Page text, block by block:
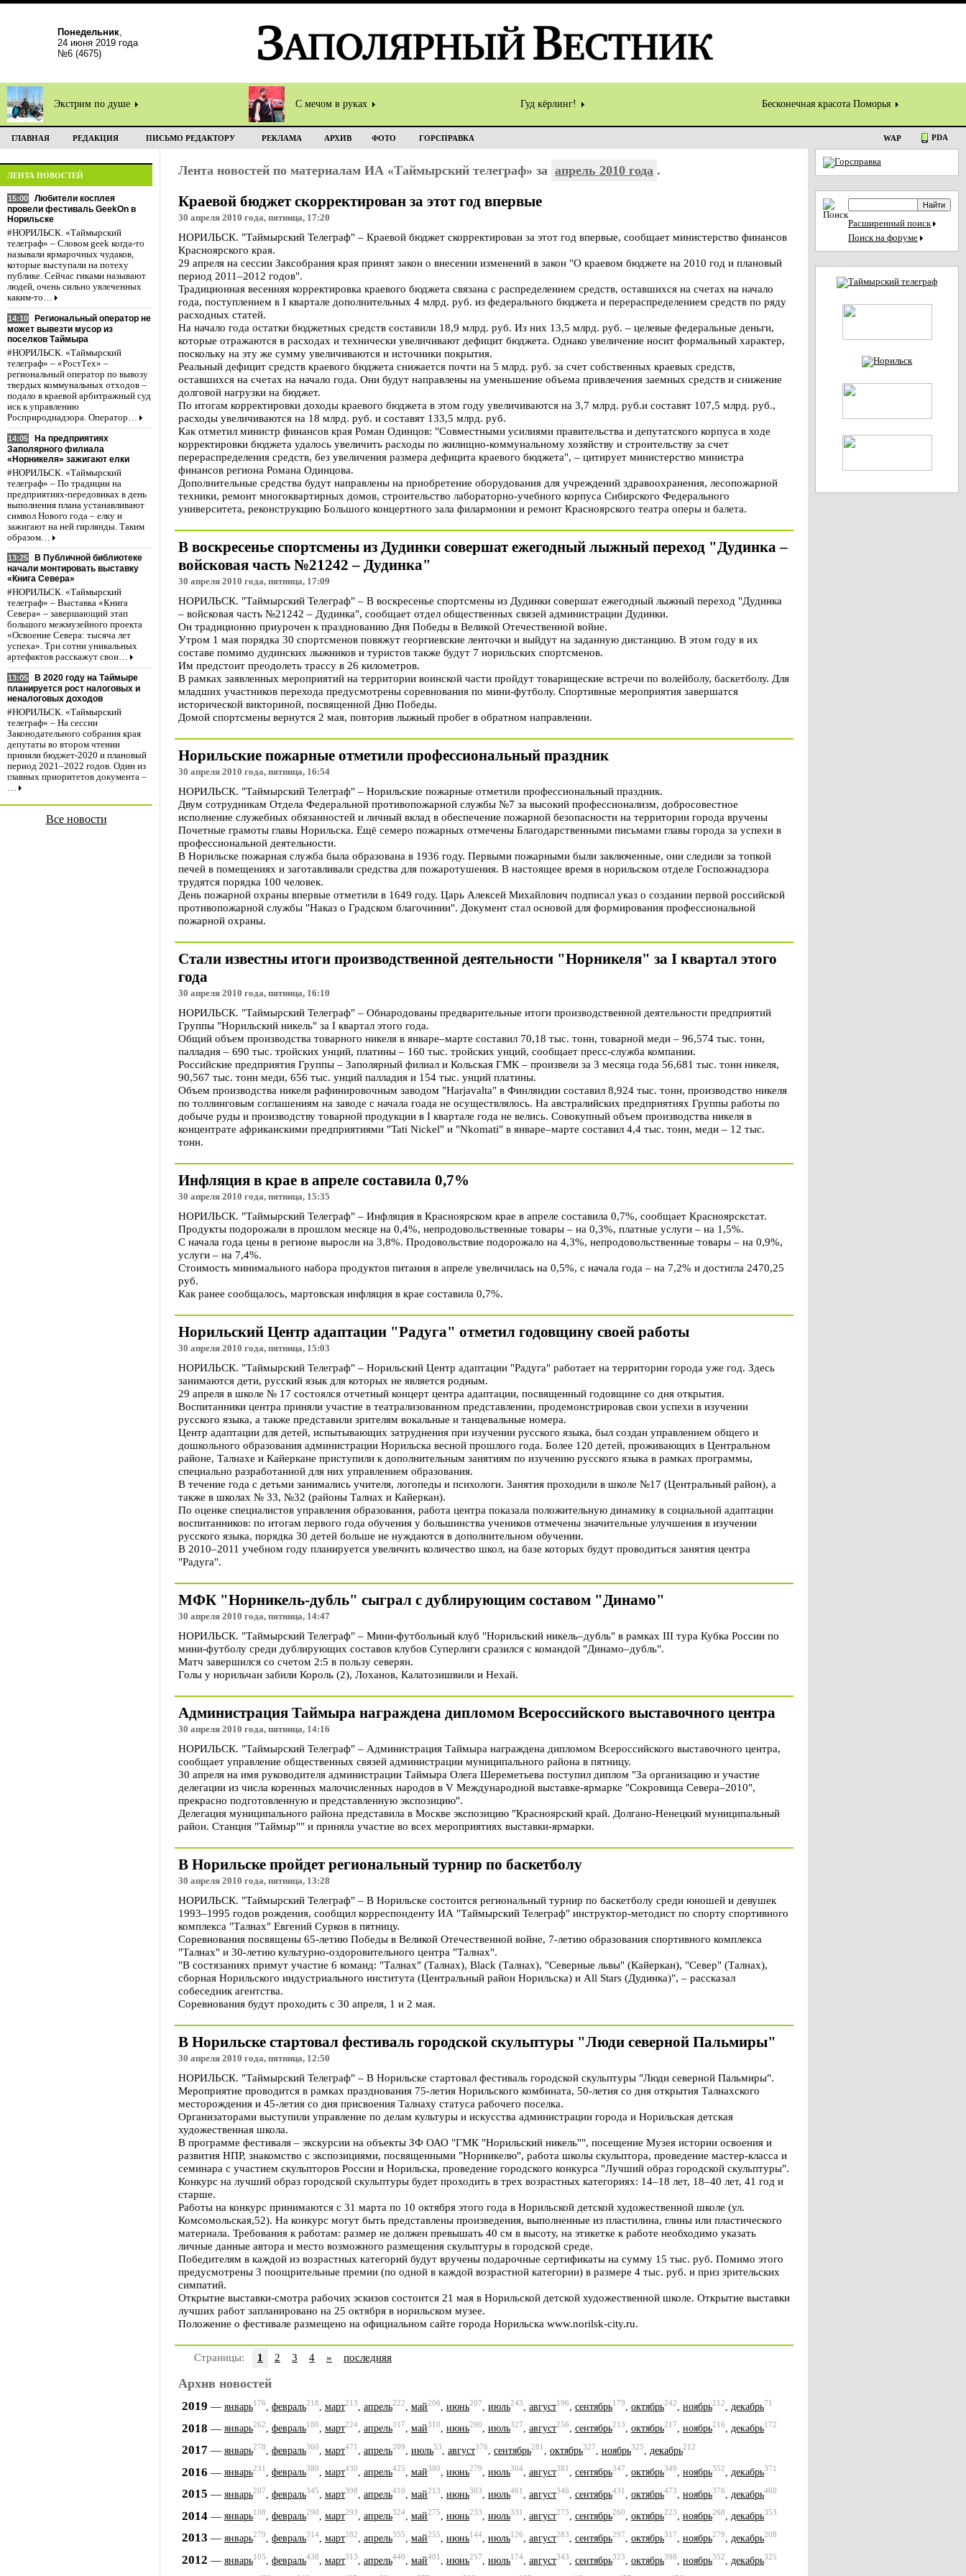
Понедельник,
24 июня 2019 года
№6 (4675)
Экстрим по душе С мечом в руках Гуд кёрлинг! Бесконечная красота Поморья
ГЛАВНАЯ РЕДАКЦИЯ ПИСЬМО РЕДАКТОРУ РЕКЛАМА АРХИВ ФОТО ГОРСПРАВКА WAP PDA
ЛЕНТА НОВОСТЕЙ
15:00
Любители косплея
провели фестиваль GeekOn в
Норильске
#НОРИЛЬСК. «Таймырский
телеграф» – Словом geek когда-то
называли ярмарочных чудаков,
которые выступали на потеху
публике. Сейчас гиками называют
людей, очень сильно увлеченных
каким-то…
14:10
Региональный оператор не
может вывезти мусор из
поселков Таймыра
#НОРИЛЬСК. «Таймырский
телеграф» – «РостТех» –
региональный оператор по вывозу
твердых коммунальных отходов –
подало в краевой арбитражный суд
иск к управлению
Росприроднадзора. Оператор…
14:05
На предприятиях
Заполярного филиала
«Норникеля» зажигают елки
#НОРИЛЬСК. «Таймырский
телеграф» – По традиции на
предприятиях-передовиках в день
выполнения плана устанавливают
символ Нового года – елку и
зажигают на ней гирлянды. Таким
образом…
13:25
В Публичной библиотеке
начали монтировать выставку
«Книга Севера»
#НОРИЛЬСК. «Таймырский
телеграф» – Выставка «Книга
Севера» – завершающий этап
большого межмузейного проекта
«Освоение Севера: тысяча лет
успеха». Три сотни уникальных
артефактов расскажут свои…
13:05
В 2020 году на Таймыре
планируется рост налоговых и
неналоговых доходов
#НОРИЛЬСК. «Таймырский
телеграф» – На сессии
Законодательного собрания края
депутаты во втором чтении
приняли бюджет-2020 и плановый
период 2021–2022 годов. Один из
главных приоритетов документа –
…
Все новости
Лента новостей по материалам ИА «Таймырский телеграф» за апрель 2010 года .
Краевой бюджет скорректирован за этот год впервые
30 апреля 2010 года, пятница, 17:20
НОРИЛЬСК. "Таймырский Телеграф" – Краевой бюджет скорректирован за этот год впервые, сообщает министерство финансов
Красноярского края.
29 апреля на сессии Заксобрания края принят закон о внесении изменений в закон "О краевом бюджете на 2010 год и плановый
период 2011–2012 годов".
Традиционная весенняя корректировка краевого бюджета связана с распределением средств, оставшихся на счетах на начало
года, поступлением в I квартале дополнительных 4 млрд. руб. из федерального бюджета и перераспределением средств по ряду
расходных статей.
На начало года остатки бюджетных средств составили 18,9 млрд. руб. Из них 13,5 млрд. руб. – целевые федеральные деньги,
которые отражаются в расходах и технически увеличивают дефицит бюджета. Однако увеличение носит формальный характер,
поскольку на эту же сумму увеличиваются и источники покрытия.
Реальный дефицит средств краевого бюджета снижается почти на 5 млрд. руб. за счет собственных краевых средств,
оставшихся на счетах на начало года. Они будут направлены на уменьшение объема привлечения заемных средств и снижение
долговой нагрузки на бюджет.
По итогам корректировки доходы краевого бюджета в этом году увеличиваются на 3,7 млрд. руб.и составят 107,5 млрд. руб.,
расходы увеличиваются на 18 млрд. руб. и составят 133,5 млрд. руб.
Как отметил министр финансов края Роман Одинцов: "Совместными усилиями правительства и депутатского корпуса в ходе
корректировки бюджета удалось увеличить расходы по жилищно-коммунальному хозяйству и строительству за счет
перераспределения средств, без увеличения размера дефицита краевого бюджета", – цитирует министерство министра
финансов региона Романа Одинцова.
Дополнительные средства будут направлены на приобретение оборудования для учреждений здравоохранения, лесопожарной
техники, ремонт многоквартирных домов, строительство лабораторно-учебного корпуса Сибирского Федерального
университета, реконструкцию Большого концертного зала филармонии и ремонт Красноярского театра оперы и балета.
В воскресенье спортсмены из Дудинки совершат ежегодный лыжный переход "Дудинка –
войсковая часть №21242 – Дудинка"
30 апреля 2010 года, пятница, 17:09
НОРИЛЬСК. "Таймырский Телеграф" – В воскресенье спортсмены из Дудинки совершат ежегодный лыжный переход "Дудинка
– войсковая часть №21242 – Дудинка", сообщает отдел общественных связей администрации Дудинки.
Он традиционно приурочен к празднованию Дня Победы в Великой Отечественной войне.
Утром 1 мая порядка 30 спортсменов повяжут георгиевские ленточки и выйдут на заданную дистанцию. В этом году в их
составе помимо дудинских лыжников и туристов также будут 7 норильских спортсменов.
Им предстоит преодолеть трассу в 26 километров.
В рамках заявленных мероприятий на территории воинской части пройдут товарищеские встречи по волейболу, баскетболу. Для
младших участников перехода предусмотрены соревнования по мини-футболу. Спортивные мероприятия завершатся
исторической викториной, посвященной Дню Победы.
Домой спортсмены вернутся 2 мая, повторив лыжный пробег в обратном направлении.
Норильские пожарные отметили профессиональный праздник
30 апреля 2010 года, пятница, 16:54
НОРИЛЬСК. "Таймырский Телеграф" – Норильские пожарные отметили профессиональный праздник.
Двум сотрудникам Отдела Федеральной противопожарной службы №7 за высокий профессионализм, добросовестное
исполнение служебных обязанностей и личный вклад в обеспечение пожарной безопасности на территории города вручены
Почетные грамоты главы Норильска. Ещё семеро пожарных отмечены Благодарственными письмами главы города за успехи в
профессиональной деятельности.
В Норильске пожарная служба была образована в 1936 году. Первыми пожарными были заключенные, они следили за топкой
печей в помещениях и заготавливали средства для пожаротушения. В настоящее время в норильском отделе Госпожнадзора
трудятся порядка 100 человек.
День пожарной охраны впервые отметили в 1649 году. Царь Алексей Михайлович подписал указ о создании первой российской
противопожарной службы "Наказ о Градском благочинии". Документ стал основой для формирования профессиональной
пожарной охраны.
Стали известны итоги производственной деятельности "Норникеля" за I квартал этого
года
30 апреля 2010 года, пятница, 16:10
НОРИЛЬСК. "Таймырский Телеграф" – Обнародованы предварительные итоги производственной деятельности предприятий
Группы "Норильский никель" за I квартал этого года.
Общий объем производства товарного никеля в январе–марте составил 70,18 тыс. тонн, товарной меди – 96,574 тыс. тонн,
палладия – 690 тыс. тройских унций, платины – 160 тыс. тройских унций, сообщает пресс-служба компании.
Российские предприятия Группы – Заполярный филиал и Кольская ГМК – произвели за 3 месяца года 56,681 тыс. тонн никеля,
90,567 тыс. тонн меди, 656 тыс. унций палладия и 154 тыс. унций платины.
Объем производства никеля рафинировочным заводом "Harjavalta" в Финляндии составил 8,924 тыс. тонн, производство никеля
по толлинговым соглашениям на заводе с начала гоада не осуществлялось. На австралийских предприятиях Группы работы по
добыче руды и производству товарной продукции в I квартале года не велись. Совокупный объем производства никеля в
концентрате африканскими предприятиями "Tati Nickel" и "Nkomati" в январе–марте составил 4,4 тыс. тонн, меди – 12 тыс.
тонн.
Инфляция в крае в апреле составила 0,7%
30 апреля 2010 года, пятница, 15:35
НОРИЛЬСК. "Таймырский Телеграф" – Инфляция в Красноярском крае в апреле составила 0,7%, сообщает Красноярскстат.
Продукты подорожали в прошлом месяце на 0,4%, непродовольственные товары – на 0,3%, платные услуги – на 1,5%.
С начала года цены в регионе выросли на 3,8%. Продовольствие подорожало на 4,3%, непродовольственные товары – на 0,9%,
услуги – на 7,4%.
Стоимость минимального набора продуктов питания в апреле увеличилась на 0,5%, с начала года – на 7,2% и достигла 2470,25
руб.
Как ранее сообщалось, мартовская инфляция в крае составила 0,7%.
Норильский Центр адаптации "Радуга" отметил годовщину своей работы
30 апреля 2010 года, пятница, 15:03
НОРИЛЬСК. "Таймырский Телеграф" – Норильский Центр адаптации "Радуга" работает на территории города уже год. Здесь
занимаются дети, русский язык для которых не является родным.
29 апреля в школе № 17 состоялся отчетный концерт центра адаптации, посвященный годовщине со дня открытия.
Воспитанники центра приняли участие в театрализованном представлении, продемонстрировав свои успехи в изучении
русского языка, а также представили зрителям вокальные и танцевальные номера.
Центр адаптации для детей, испытывающих затруднения при изучении русского языка, был создан управлением общего и
дошкольного образования администрации Норильска весной прошлого года. Более 120 детей, проживающих в Центральном
районе, Талнахе и Кайеркане приступили к дополнительным занятиям по изучению русского языка в рамках программы,
специально разработанной для них управлением образования.
В течение года с детьми занимались учителя, логопеды и психологи. Занятия проходили в школе №17 (Центральный район), а
также в школах № 33, №32 (районы Талнах и Кайеркан).
По оценке специалистов управления образования, работа центра показала положительную динамику в социальной адаптации
воспитанников: по итогам первого года обучения у большинства учеников отмечены значительные улучшения в изучении
русского языка, порядка 30 детей больше не нуждаются в дополнительном обучении.
В 2010–2011 учебном году планируется увеличить количество школ, на базе которых будут проводиться занятия центра
"Радуга".
МФК "Норникель-дубль" сыграл с дублирующим составом "Динамо"
30 апреля 2010 года, пятница, 14:47
НОРИЛЬСК. "Таймырский Телеграф" – Мини-футбольный клуб "Норильский никель–дубль" в рамках III тура Кубка России по
мини-футболу среди дублирующих составов клубов Суперлиги сразился с командой "Динамо–дубль".
Матч завершился со счетом 2:5 в пользу северян.
Голы у норильчан забили Король (2), Лоханов, Калатозишвили и Нехай.
Администрация Таймыра награждена дипломом Всероссийского выставочного центра
30 апреля 2010 года, пятница, 14:16
НОРИЛЬСК. "Таймырский Телеграф" – Администрация Таймыра награждена дипломом Всероссийского выставочного центра,
сообщает управление общественных связей администрации муниципального района в пятницу.
30 апреля на имя руководителя администрации Таймыра Олега Шереметьева поступил диплом "За организацию и участие
делегации из числа коренных малочисленных народов в V Международной выставке-ярмарке "Сокровища Севера–2010",
прекрасно подготовленную и представленную экспозицию".
Делегация муниципального района представила в Москве экспозицию "Красноярский край. Долгано-Ненецкий муниципальный
район. Станция "Таймыр"" и приняла участие во всех мероприятиях выставки-ярмарки.
В Норильске пройдет региональный турнир по баскетболу
30 апреля 2010 года, пятница, 13:28
НОРИЛЬСК. "Таймырский Телеграф" – В Норильске состоится региональный турнир по баскетболу среди юношей и девушек
1993–1995 годов рождения, сообщил корреспонденту ИА "Таймырский Телеграф" инструктор-методист по спорту спортивного
комплекса "Талнах" Евгений Сурков в пятницу.
Соревнования посвящены 65-летию Победы в Великой Отечественной войне, 7-летию образования спортивного комплекса
"Талнах" и 30-летию культурно-оздоровительного центра "Талнах".
"В состязаниях примут участие 6 команд: "Талнах" (Талнах), Black (Талнах), "Северные львы" (Кайеркан), "Север" (Талнах),
сборная Норильского индустриального института (Центральный район Норильска) и All Stars (Дудинка)", – рассказал
собеседник агентства.
Соревнования будут проходить с 30 апреля, 1 и 2 мая.
В Норильске стартовал фестиваль городской скульптуры "Люди северной Пальмиры"
30 апреля 2010 года, пятница, 12:50
НОРИЛЬСК. "Таймырский Телеграф" – В Норильске стартовал фестиваль городской скульптуры "Люди северной Пальмиры".
Мероприятие проводится в рамках празднования 75-летия Норильского комбината, 50-летия со дня открытия Талнахского
месторождения и 45-летия со дня присвоения Талнаху статуса рабочего поселка.
Организаторами выступили управление по делам культуры и искусства администрации города и Норильская детская
художественная школа.
В программе фестиваля – экскурсии на объекты ЗФ ОАО "ГМК "Норильский никель"", посещение Музея истории освоения и
развития НПР, знакомство с экспозициями, посвященными "Норникелю", работа школы скульптора, проведение мастер-класса и
семинара с участием скульпторов России и Норильска, проведение городского конкурса "Лучший образ городской скульптуры".
Конкурс на лучший образ городской скульптуры будет проходить в трех возрастных категориях: 14–18 лет, 18–40 лет, 41 год и
старше.
Работы на конкурс принимаются с 31 марта по 10 октября этого года в Норильской детской художественной школе (ул.
Комсомольская,52). На конкурс могут быть представлены произведения, выполненные из пластилина, глины или пластического
материала. Требования к работам: размер не должен превышать 40 см в высоту, на этикетке к работе необходимо указать
личные данные автора и место возможного размещения скульптуры в городской среде.
Победителям в каждой из возрастных категорий будут вручены подарочные сертификаты на сумму 15 тыс. руб. Помимо этого
предусмотрены 3 поощрительные премии (по одной в каждой возрастной категории) в размере 4 тыс. руб. и приз зрительских
симпатий.
Открытие выставки-смотра рабочих эскизов состоится 21 мая в Норильской детской художественной школе. Открытие выставки
лучших работ запланировано на 25 октября в норильском музее.
Положение о фестивале размещено на официальном сайте города Норильска www.norilsk-city.ru.
Страницы: 1 2 3 4 » последняя
Архив новостей
2019 — январь176 февраль218 март213 апрель222 май206 июнь207 июль243 август196 сентябрь179 октябрь242 ноябрь212 декабрь71
2018 — январь262, февраль180, март224, апрель317, май310, июнь290, июль327, август256, сентябрь213, октябрь217, ноябрь216, декабрь172
2017 — январь278 февраль360 март471 апрель209 июль53 август376 сентябрь281 октябрь327 ноябрь325 декабрь212
2016 — январь231, февраль380, март430, апрель425, май380, июнь279, июль304, август381, сентябрь347, октябрь349, ноябрь352, декабрь371
2015 — январь207 февраль345 март398 апрель410 май213 июнь303 июль461 август346 сентябрь431 октябрь473 ноябрь376 декабрь460
2014 — январь108, февраль290, март293, апрель324, май275, июнь233, июль331, август273, сентябрь260, октябрь223, ноябрь268, декабрь353
2013 — январь279 февраль314 март282 апрель355 май255 июнь144 июль126 август283 сентябрь297 октябрь317 ноябрь279 декабрь208
2012 — январь105 февраль438 март313 апрель440 май401 июнь257 июль174 август343 сентябрь323 октябрь398 ноябрь352 декабрь325
Расширенный поиск
Поиск на форуме